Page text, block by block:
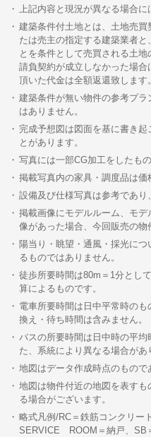
上記内容と現況が異なる場合に
建築条件付土地とは、土地売
たは売主の指定する建築業者
とを条件として売買される土
請負契約が成立しなかった場
頂いた代金は全額返還致します。
建築条件が無い物件の参考プ
はありません。
完成予想図は図面を基に書き
とがあります。
写真には一部CG加工をしたも
掲載写真内の家具・調度品は価
設備及び仕様写真は参考であり
掲載画像にモデルルーム、モ
像があった場合、今回販売の物
陽当り・眺望・通風・採光に
るものではありません。
徒歩所要時間は80m＝1分とし
算によるものです。
電車所要時間は日中平常時の
換え・待ち時間は含みません。
バスの所要時間は日中時の平
た、系統により異なる場合があ
地図はデータ作成時点のもので
地図は物件付近の地図を表す
る場合がございます。
略式凡例/RC＝鉄筋コンクリー
SERVICE ROOM＝納戸、SB